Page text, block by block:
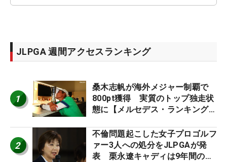
JLPGA 週間アクセスランキング
1
桑木志帆が海外メジャー制覇で
800pt獲得 実質のトップ独走状
態に【メルセデス・ランキング番
2
不倫問題起こした女子プロゴルフ
ァー3人への処分をJLPGAが発
表 栗永遼キャディは9年間の立